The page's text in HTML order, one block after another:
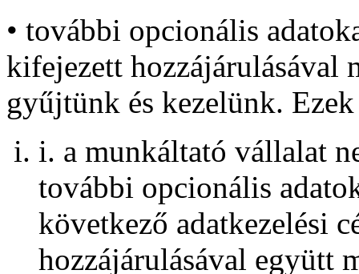
• további opcionális
kifejezett hozzájárulásával
gyűjtünk és kezelünk. Ezek
i. a munkáltató vállalat
további opcionális
következő adatkezelési
hozzájárulásával együtt